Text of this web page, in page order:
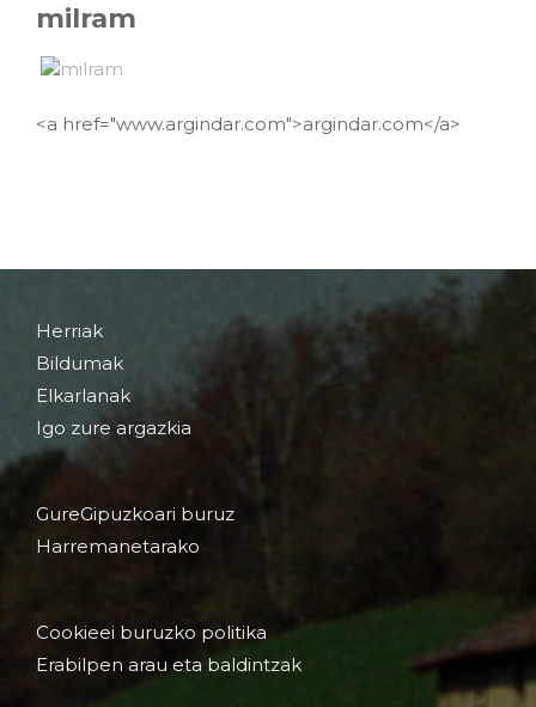
milram
<a href="www.argindar.com">argindar.com</a>
Herriak
Bildumak
Elkarlanak
Igo zure argazkia
GureGipuzkoari buruz
Harremanetarako
Cookieei buruzko politika
Erabilpen arau eta baldintzak